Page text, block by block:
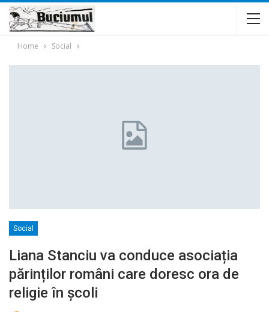
Home Social
Social
Liana Stanciu va conduce asociația
părinților români care doresc ora de
religie în școli